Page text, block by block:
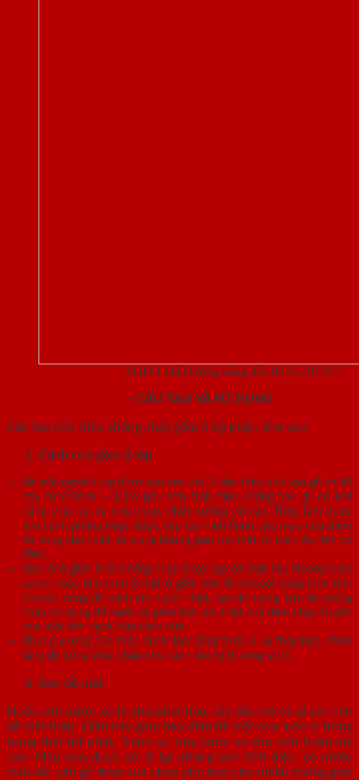
SGD 1 chất lượng hàng đầu 0933.707707
– CẤU TẠO VÀ SỬ DỤNG
Cấu tạo cửa thép chống cháy gồm 5 bộ phận như sau:
Cánh cửa gồm 3 lớp
Bề mặt ngoài cùng được tạo nên bởi 2 tấm thép phủ vân gỗ có độ
dày từ 0.7mm – 1.2m phủ sơn tĩnh điện chống han gỉ, có khả
năng chịu lực và chịu được nhiệt cường độ cao. Thép tấm được
làm cánh phẳng hoặc được dập tạo hình Pano cho mẫu cửa thêm
đa dạng cho thiết kế trong không gian nội thất từ hiện đại đến cổ
điển.
Lớp lõi ở giữa là lõi chống cháy được tạo từ chất liệu Honeycomb
paper hoặc tấm eron 2 mặt ở giữa kèm Rockwool bông thủy tinh
chuyên dùng để cách âm, cách nhiệt, tạo độ cứng. Lớp lõi chống
cháy sử dụng để ngăn và giảm bức xạ nhiệt của đám cháy truyền
qua mặt bên ngoài của cánh cửa.
Khung xương cửa thép được làm bằng thép U và thép hộp nhằm
tăng độ cứng chắc chắn cho cánh không bị cong vênh.
Sơn bề mặt
Nước sơn được xử lý photphat hóa, tẩy dầu mỡ và gỉ sét trên
bề mặt thép. Điều này giúp bảo đảm bề mặt cửa luôn ở trong
trạng thái tốt nhất. Tránh sự trầy xước và cho tính thẩm mỹ
cao. Màu sơn được xử lý tại phòng sơn tĩnh điện, có nhiều
màu sắc vân gỗ được lựa chọn phù hợp cho nhiều không gian